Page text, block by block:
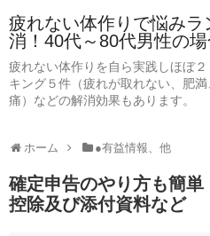
疲れない体作りで悩み
消！40代～80代男性の
疲れない体作りを自ら実践しほぼ
キング５件（疲れが取れない、肥
痛）などの解消効果もあります。
ホーム ●有益情報、他
確定申告のやり方も簡
控除及び添付資料など